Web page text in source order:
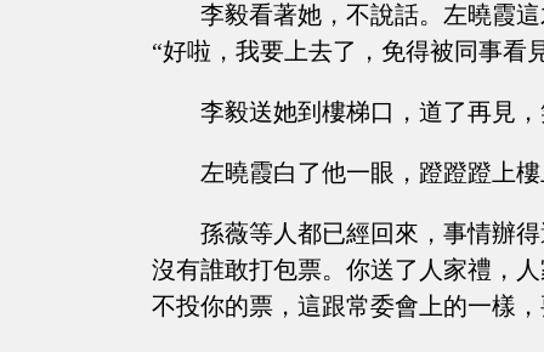
李毅看著她，不說話。左曉霞
“好啦，我要上去了，免得被同事看
李毅送她到樓梯口，道了再見
左曉霞白了他一眼，蹬蹬蹬上
孫薇等人都已經回來，事情辦
沒有誰敢打包票。你送了人家禮，
不投你的票，這跟常委會上的一樣